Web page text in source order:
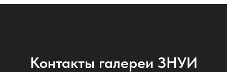
Контакты галереи ЗНУИ